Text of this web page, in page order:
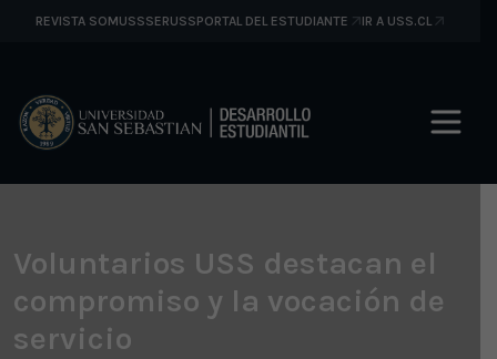
REVISTA SOMUSSSERUSSPORTAL DEL ESTUDIANTE IR A USS.CL
Voluntarios USS destacan el
compromiso y la vocación de
servicio